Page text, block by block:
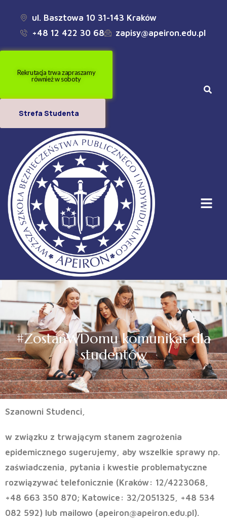
ul. Basztowa 10 31-143 Kraków
+48 12 422 30 68
zapisy@apeiron.edu.pl
Rekrutacja trwa zapraszamy
również w soboty
Strefa Studenta
#ZostańWDomu komunikat dla
studentów
Szanowni Studenci,
w związku z trwającym stanem zagrożenia
epidemicznego sugerujemy, aby wszelkie sprawy np.
zaświadczenia, pytania i kwestie problematyczne
rozwiązywać telefonicznie (Kraków: 12/4223068,
+48 663 350 870; Katowice: 32/2051325, +48 534
082 592) lub mailowo (apeiron@apeiron.edu.pl).